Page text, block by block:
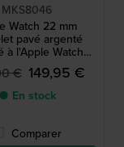
MKS8046
Watch 22 mm
pavé argenté
à l'Apple Watch
38/40mm
€ 149,95 €
● En stock
Comparer